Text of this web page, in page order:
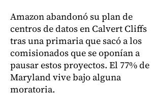
Amazon abandonó su plan de
centros de datos en Calvert Cliffs
tras una primaria que sacó a los
comisionados que se oponían a
pausar estos proyectos. El 77% de
Maryland vive bajo alguna
moratoria.